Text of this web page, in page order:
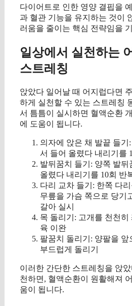
다이어트로 인한 영양 결핍을
과 혈관 기능을 유지하는 것이
러움을 줄이는 핵심 전략임을
일상에서 실천하는
스트레칭
앉았다 일어날 때 어지럽다면
하게 실천할 수 있는 스트레칭
서 틈틈이 실시하면 혈액순환
에 도움이 됩니다.
의자에 앉은 채 발끝 들기
서 들어 올렸다 내리기를
발뒤꿈치 들기: 양쪽 발뒤
올렸다 내리기를 10회 반
다리 교차 들기: 한쪽 다
무릎을 가슴 쪽으로 당기
갈아 실시
목 돌리기: 고개를 천천히
육 이완
팔꿈치 돌리기: 양팔을 앞
부드럽게 돌리기
이러한 간단한 스트레칭을 앉
천하면, 혈액순환이 원활해져
움이 됩니다.